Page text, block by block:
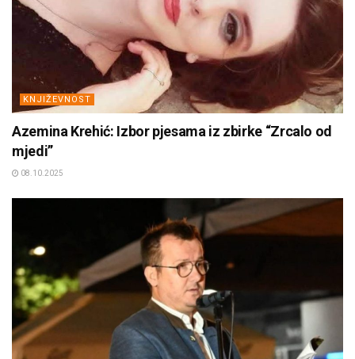
KNJIŽEVNOST
Azemina Krehić: Izbor pjesama iz zbirke “Zrcalo od
mjedi”
08.10.2025